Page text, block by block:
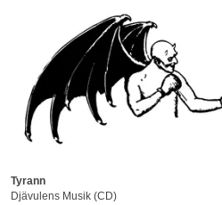
Tyrann
Djävulens Musik (CD)